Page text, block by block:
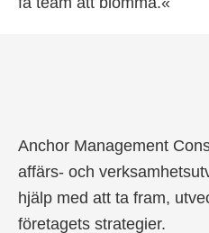
Anchor Management
affärs- och
hjälp med att ta fram,
företagets strategier.